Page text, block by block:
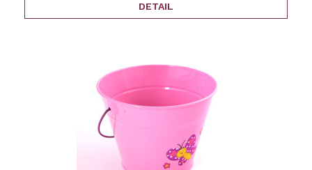
DETAIL